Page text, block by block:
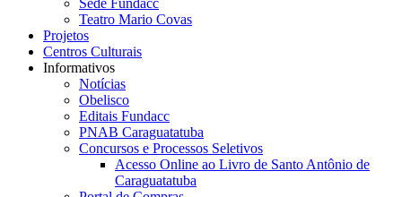
Sede Fundacc
Teatro Mario Covas
Projetos
Centros Culturais
Informativos
Notícias
Obelisco
Editais Fundacc
PNAB Caraguatatuba
Concursos e Processos Seletivos
Acesso Online ao Livro de Santo Antônio de
Caraguatatuba